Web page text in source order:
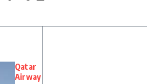
Qatar
Airway